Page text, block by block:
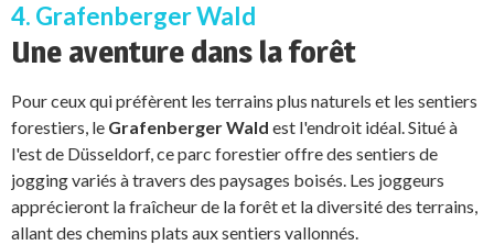
4. Grafenberger Wald
Une aventure dans la forêt
Pour ceux qui préfèrent les terrains plus naturels et les sentiers
forestiers, le Grafenberger Wald est l'endroit idéal. Situé à
l'est de Düsseldorf, ce parc forestier offre des sentiers de
jogging variés à travers des paysages boisés. Les joggeurs
apprécieront la fraîcheur de la forêt et la diversité des terrains,
allant des chemins plats aux sentiers vallonnés.